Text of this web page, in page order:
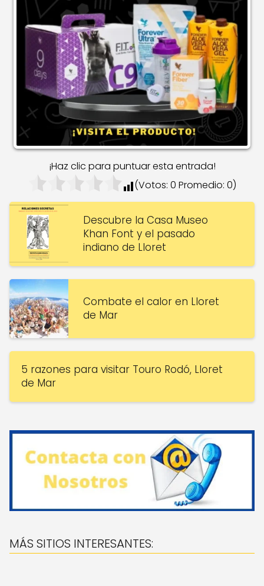
¡Haz clic para puntuar esta entrada!
(Votos: 0 Promedio: 0)
Descubre la Casa Museo
Khan Font y el pasado
indiano de Lloret
Combate el calor en Lloret
de Mar
5 razones para visitar Touro Rodó, Lloret
de Mar
MÁS SITIOS INTERESANTES: